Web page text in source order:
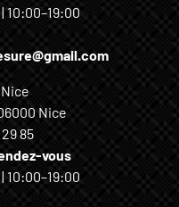
10:00–19:00
Nice
85
vous
10:00–19:00